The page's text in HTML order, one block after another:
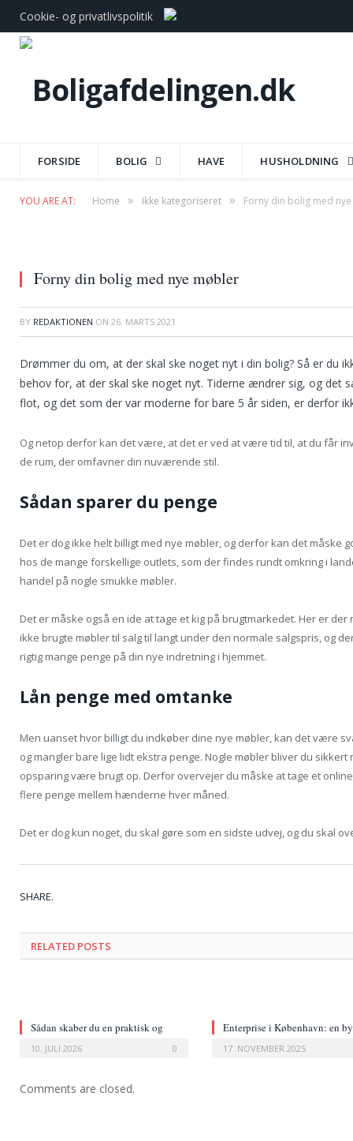
Cookie- og privatlivspolitik
FORSIDE BOLIG HAVE HUSHOLDNING
YOU ARE AT: Home » Ikke kategoriseret » Forny din bolig med
Forny din bolig med nye møbler
BY REDAKTIONEN ON 26. MARTS 2021
Drømmer du om, at der skal ske noget nyt i din bolig? Så er du
behov for, at der skal ske noget nyt. Tiderne ændrer sig, og det
flot, og det som der var moderne for bare 5 år siden, er derfor
Og netop derfor kan det være, at det er ved at være tid til, at du får
de rum, der omfavner din nuværende stil.
Sådan sparer du penge
Det er dog ikke helt billigt med nye møbler, og derfor kan det måske
hos de mange forskellige outlets, som der findes rundt omkring i
handel på nogle smukke møbler.
Det er måske også en ide at tage et kig på brugtmarkedet. Her er
ikke brugte møbler til salg til langt under den normale salgspris, og
rigtig mange penge på din nye indretning i hjemmet.
Lån penge med omtanke
Men uanset hvor billigt du indkøber dine nye møbler, kan det være
og mangler bare lige lidt ekstra penge. Nogle møbler bliver du
opsparing være brugt op. Derfor overvejer du måske at tage et
flere penge mellem hænderne hver måned.
Det er dog kun noget, du skal gøre som en sidste udvej, og du skal
SHARE.
RELATED POSTS
Sådan skaber du en praktisk og
10. JULI 2026 0
Enterprise i København: en
17. NOVEMBER 2025
Comments are closed.